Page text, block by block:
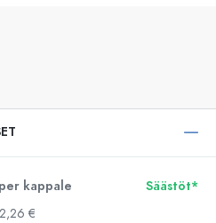
kappale
Säästöt*
2,26 €